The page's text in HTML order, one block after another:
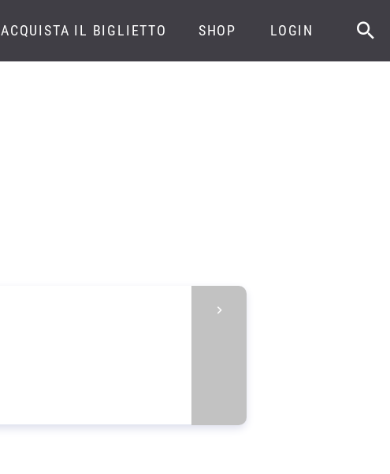
ACQUISTA IL BIGLIETTO SHOP LOGIN